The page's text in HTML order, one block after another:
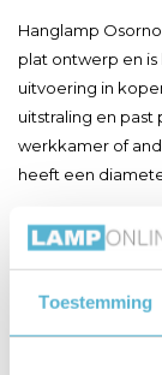
Toestemming
Hanglamp
plat ontwerp en
uitvoering in
uitstraling en
werkkamer of
heeft een